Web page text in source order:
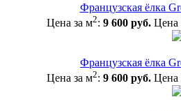
Французская ёлка
Цена за м2: 9 600 руб. Цена
Французская ёлка
Цена за м2: 9 600 руб. Цена